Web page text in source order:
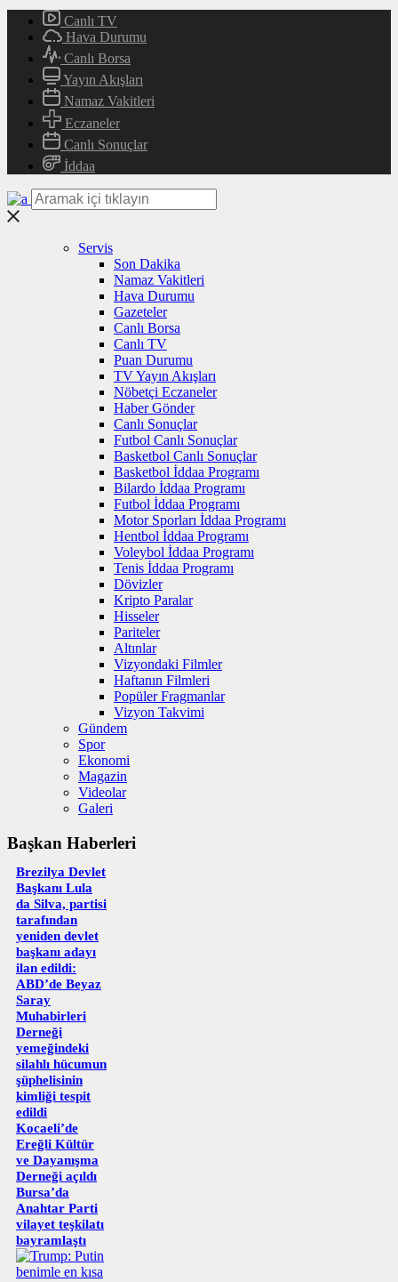
Canlı TV
Hava Durumu
Canlı Borsa
Yayın Akışları
Namaz Vakitleri
Eczaneler
Canlı Sonuçlar
İddaa
Servis
Son Dakika
Namaz Vakitleri
Hava Durumu
Gazeteler
Canlı Borsa
Canlı TV
Puan Durumu
TV Yayın Akışları
Nöbetçi Eczaneler
Haber Gönder
Canlı Sonuçlar
Futbol Canlı Sonuçlar
Basketbol Canlı Sonuçlar
Basketbol İddaa Programı
Bilardo İddaa Programı
Futbol İddaa Programı
Motor Sporları İddaa Programı
Hentbol İddaa Programı
Voleybol İddaa Programı
Tenis İddaa Programı
Dövizler
Kripto Paralar
Hisseler
Pariteler
Altınlar
Vizyondaki Filmler
Haftanın Filmleri
Popüler Fragmanlar
Vizyon Takvimi
Gündem
Spor
Ekonomi
Magazin
Videolar
Galeri
Başkan Haberleri
Brezilya Devlet
Başkanı Lula
da Silva, partisi
tarafından
yeniden devlet
başkanı adayı
ilan edildi:
ABD’de Beyaz
Saray
Muhabirleri
Derneği
yemeğindeki
silahlı hücumun
şüphelisinin
kimliği tespit
edildi
Kocaeli’de
Ereğli Kültür
ve Dayanışma
Derneği açıldı
Bursa’da
Anahtar Parti
vilayet teşkilatı
bayramlaştı